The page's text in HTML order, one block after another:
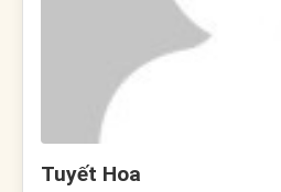
Tuyết Hoa